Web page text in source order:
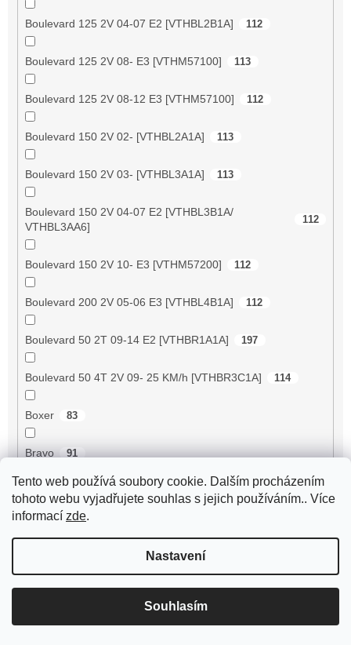
Tento web používá soubory cookie. Dalším procházením
tohoto webu vyjadřujete souhlas s jejich používáním.. Více
informací zde.
Nastavení
Souhlasím
Boulevard 125 2V 04-07 E2 [VTHBL2B1A] 112
Boulevard 125 2V 08- E3 [VTHM57100] 113
Boulevard 125 2V 08-12 E3 [VTHM57100] 112
Boulevard 150 2V 02- [VTHBL2A1A] 113
Boulevard 150 2V 03- [VTHBL3A1A] 113
Boulevard 150 2V 04-07 E2 [VTHBL3B1A/
VTHBL3AA6]
112
Boulevard 150 2V 10- E3 [VTHM57200] 112
Boulevard 200 2V 05-06 E3 [VTHBL4B1A] 112
Boulevard 50 2T 09-14 E2 [VTHBR1A1A] 197
Boulevard 50 4T 2V 09- 25 KM/h [VTHBR3C1A] 114
Boxer 83
Bravo 91
Breeze 125 ZN125T-D 89
72